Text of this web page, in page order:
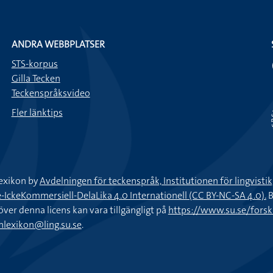
ANDRA WEBBPLATSER
STS-korpus
Gilla Tecken
Teckenspråksvideo
Fler länktips
byAvdelningen för teckenspråk, Institutionen för
DelaLika 4.0 Internationell (CC BY-NC-SA 4.0).
denna licens kan vara tillgängligt på https://www.su.se/
.